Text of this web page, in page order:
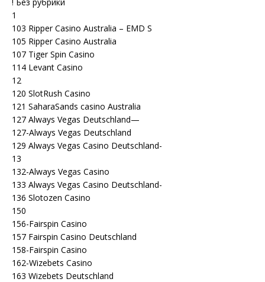
1
103 Ripper Casino Australia – EMD S
105 Ripper Casino Australia
107 Tiger Spin Casino
114 Levant Casino
12
120 SlotRush Casino
121 SaharaSands casino Australia
127 Always Vegas Deutschland—
127-Always Vegas Deutschland
129 Always Vegas Casino Deutschland-
13
132-Always Vegas Casino
133 Always Vegas Casino Deutschland-
136 Slotozen Casino
150
156-Fairspin Casino
157 Fairspin Casino Deutschland
158-Fairspin Casino
162-Wizebets Casino
163 Wizebets Deutschland